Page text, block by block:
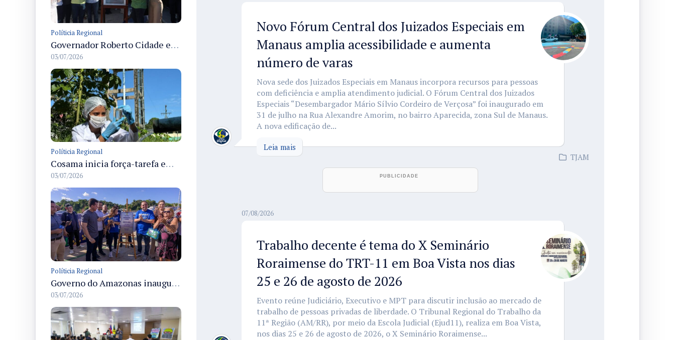
Políticia Regional
Governador Roberto Cidade entrega readequação do ambulatório da FCecon e amplia capacidade de atendimento oncológico em Manaus
03/07/2026
Políticia Regional
Cosama inicia força-tarefa em Anamã para fortalecer abastecimento de água e segurança hídrica da população
03/07/2026
Políticia Regional
Governo do Amazonas inaugura primeiro Castramóvel Fluvial para atendimento veterinário às comunidades ribeirinhas e castração gratuita
03/07/2026
Novo Fórum Central dos Juizados Especiais em
Manaus amplia acessibilidade e aumenta
número de varas
Nova sede dos Juizados Especiais em Manaus incorpora recursos para pessoas
com deficiência e amplia atendimento judicial. O Fórum Central dos Juizados
Especiais “Desembargador Mário Sílvio Cordeiro de Verçosa” foi inaugurado em
31 de julho na Rua Alexandre Amorim, no bairro Aparecida, zona Sul de Manaus.
A nova edificação de...
Leia mais
TJAM
07/08/2026
Trabalho decente é tema do X Seminário
Roraimense do TRT-11 em Boa Vista nos dias
25 e 26 de agosto de 2026
Evento reúne Judiciário, Executivo e MPT para discutir inclusão ao mercado de
trabalho de pessoas privadas de liberdade. O Tribunal Regional do Trabalho da
11ª Região (AM/RR), por meio da Escola Judicial (Ejud11), realiza em Boa Vista,
nos dias 25 e 26 de agosto de 2026, o X Seminário Roraimense...